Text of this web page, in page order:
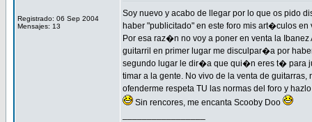
Registrado: 06 Sep 2004
Mensajes: 13
Soy nuevo y acabo de llegar por lo que os pido
haber "publicitado" en este foro mis art�culos
Por esa raz�n no voy a poner en venta la
guitarril en primer lugar me disculpar�a por
segundo lugar le dir�a que qui�n eres t� para
timar a la gente. No vivo de la venta de
ofenderme respeta TU las normas del foro y
Sin rencores, me encanta Scooby Doo